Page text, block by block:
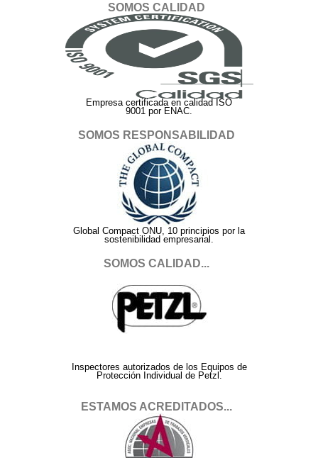
SOMOS CALIDAD
Empresa certificada en calidad ISO
9001 por ENAC.
SOMOS RESPONSABILIDAD
Global Compact ONU, 10 principios por la
sostenibilidad empresarial.
SOMOS CALIDAD...
Inspectores autorizados de los Equipos de
Protección Individual de Petzl.
ESTAMOS ACREDITADOS...